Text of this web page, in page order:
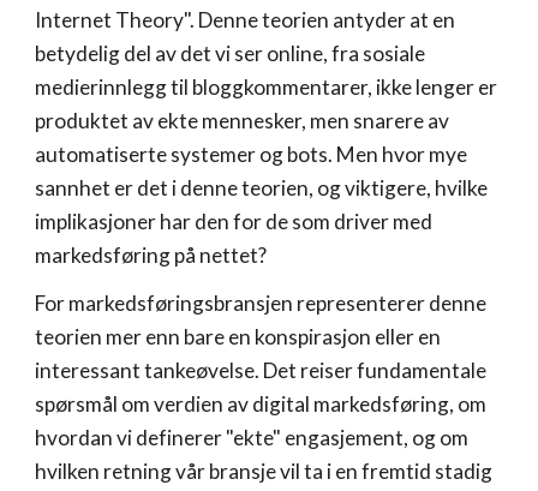
Internet Theory". Denne teorien antyder at en
betydelig del av det vi ser online, fra sosiale
medierinnlegg til bloggkommentarer, ikke lenger er
produktet av ekte mennesker, men snarere av
automatiserte systemer og bots. Men hvor mye
sannhet er det i denne teorien, og viktigere, hvilke
implikasjoner har den for de som driver med
markedsføring på nettet?
For markedsføringsbransjen representerer denne
teorien mer enn bare en konspirasjon eller en
interessant tankeøvelse. Det reiser fundamentale
spørsmål om verdien av digital markedsføring, om
hvordan vi definerer "ekte" engasjement, og om
hvilken retning vår bransje vil ta i en fremtid stadig